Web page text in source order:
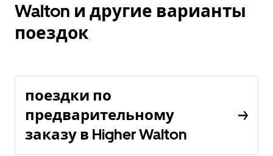
Walton и другие варианты
поездок
поездки по
предварительному
заказу в Higher Walton